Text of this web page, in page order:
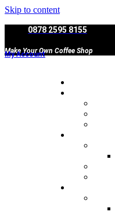
Skip to content
0878 2595 8155
Make Your Own Coffee Shop
My Account